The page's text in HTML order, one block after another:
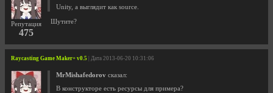
Репутация
475
Unity, а выглядит как source.
Шутите?
Raycasting Game Maker+ v0.5 | Дата 2013-06-20 10:31:06
MrMishafedorov сказал:
В конструкторе есть ресурсы для примера?